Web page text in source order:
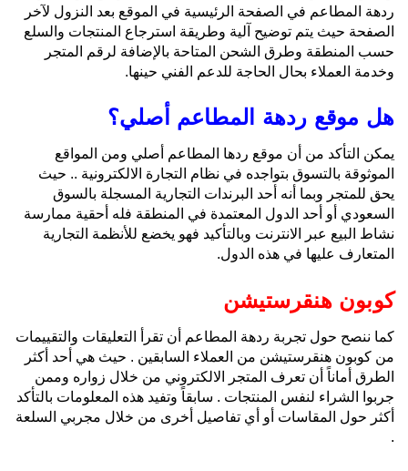
ردهة المطاعم في الصفحة الرئيسية في الموقع بعد النزول لآخر
الصفحة حيث يتم توضيح آلية وطريقة استرجاع المنتجات والسلع
حسب المنطقة وطرق الشحن المتاحة بالإضافة لرقم المتجر
وخدمة العملاء بحال الحاجة للدعم الفني حينها.
هل موقع ردهة المطاعم أصلي؟
يمكن التأكد من أن موقع ردها المطاعم أصلي ومن المواقع
الموثوقة بالتسوق بتواجده في نظام التجارة الالكترونية .. حيث
يحق للمتجر وبما أنه أحد البرندات التجارية المسجلة بالسوق
السعودي أو أحد الدول المعتمدة في المنطقة فله أحقية ممارسة
نشاط البيع عبر الانترنت وبالتأكيد فهو يخضع للأنظمة التجارية
المتعارف عليها في هذه الدول.
كوبون هنقرستيشن
كما ننصح حول تجربة ردهة المطاعم أن تقرأ التعليقات والتقييمات
من كوبون هنقرستيشن من العملاء السابقين . حيث هي أحد أكثر
الطرق أماناً أن تعرف المتجر الالكتروني من خلال زواره وممن
جربوا الشراء لنفس المنتجات . سابقاً وتفيد هذه المعلومات بالتأكد
أكثر حول المقاسات أو أي تفاصيل أخرى من خلال مجربي السلعة
.